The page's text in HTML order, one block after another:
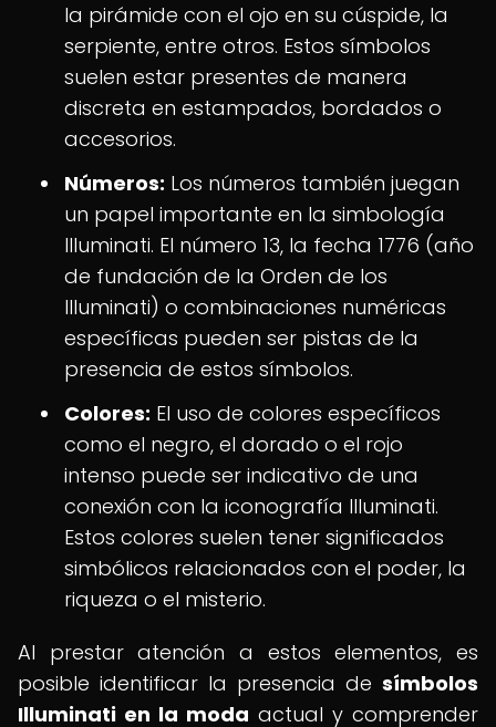
la pirámide con el ojo en su cúspide, la
serpiente, entre otros. Estos símbolos
suelen estar presentes de manera
discreta en estampados, bordados o
accesorios.
Números: Los números también juegan
un papel importante en la simbología
Illuminati. El número 13, la fecha 1776 (año
de fundación de la Orden de los
Illuminati) o combinaciones numéricas
específicas pueden ser pistas de la
presencia de estos símbolos.
Colores: El uso de colores específicos
como el negro, el dorado o el rojo
intenso puede ser indicativo de una
conexión con la iconografía Illuminati.
Estos colores suelen tener significados
simbólicos relacionados con el poder, la
riqueza o el misterio.
Al prestar atención a estos elementos, es
posible identificar la presencia de símbolos
Illuminati en la moda actual y comprender